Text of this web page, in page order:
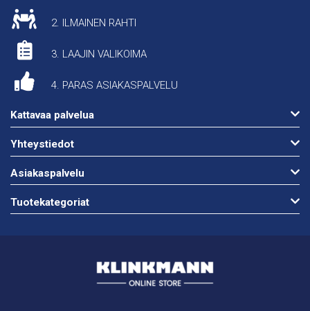
2. ILMAINEN RAHTI
3. LAAJIN VALIKOIMA
4. PARAS ASIAKASPALVELU
Kattavaa palvelua
Yhteystiedot
Asiakaspalvelu
Tuotekategoriat